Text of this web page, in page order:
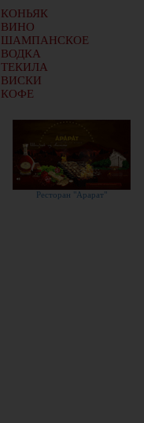
КОНЬЯК
ВИНО
ШАМПАНСКОЕ
ВОДКА
ТЕКИЛА
ВИСКИ
КОФЕ
Ресторан "Арарат"